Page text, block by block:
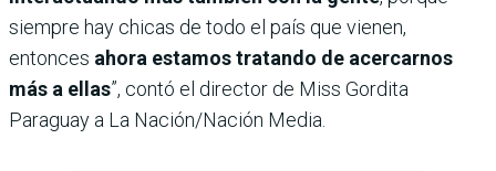
siempre hay chicas de todo el país que vienen,
entonces ahora estamos tratando de acercarnos
más a ellas”, contó el director de Miss Gordita
Paraguay a La Nación/Nación Media.